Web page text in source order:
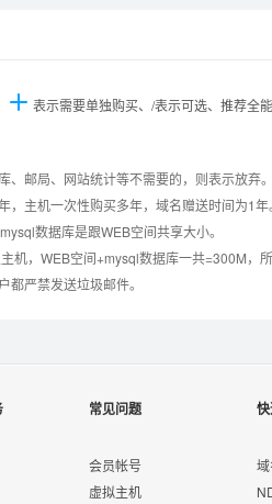
Windows2008/
Windows2008/
表示需要单独购买、/表示可选、推荐全
、邮局、网站统计等不需要的，则表示放弃
，主机一次性购买多年，域名赠送时间为1年
数据库是跟WEB空间共享大小。
机，WEB空间+mysql数据库一共=300M，
都严禁发送垃圾邮件。
常见问题
会员帐号
虚拟主机